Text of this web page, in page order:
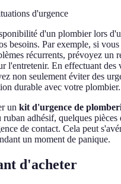
d'urgence
d'un plombier lors
besoins. Par exemple, si
récurrents, prévoyez un
l'entretenir. En effectuant des
non seulement éviter des
durable avec votre plombier.
un kit d'urgence de
ruban adhésif, quelques pièces
de contact. Cela peut
un moment de panique.
d'acheter